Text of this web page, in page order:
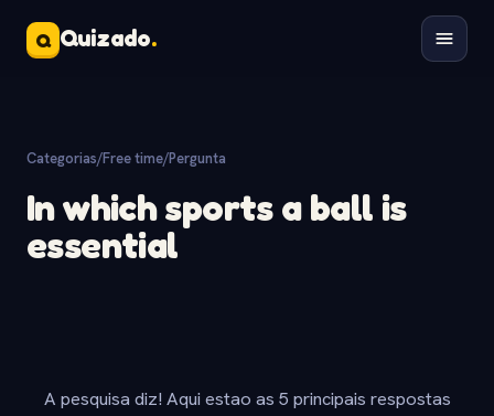
Q Quizado.
Categorias/Free time/Pergunta
In which sports a ball is
essential
A pesquisa diz! Aqui estao as 5 principais respostas